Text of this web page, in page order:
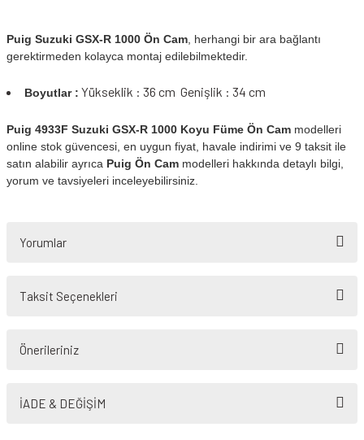
Puig Suzuki GSX-R 1000 Ön Cam , herhangi bir ara bağlantı
gerektirmeden kolayca montaj edilebilmektedir.
Boyutlar : Yükseklik : 36 cm Genişlik : 34 cm
Puig 4933F Suzuki GSX-R 1000 Koyu Füme Ön Cam modelleri
online stok güvencesi, en uygun fiyat, havale indirimi ve 9 taksit ile
satın alabilir ayrıca Puig Ön Cam modelleri hakkında detaylı bilgi,
yorum ve tavsiyeleri inceleyebilirsiniz.
Yorumlar
Taksit Seçenekleri
Önerileriniz
yetersiz gördüğünüz noktaları öneri formunu kullanarak tarafımıza
İADE & DEĞİŞİM